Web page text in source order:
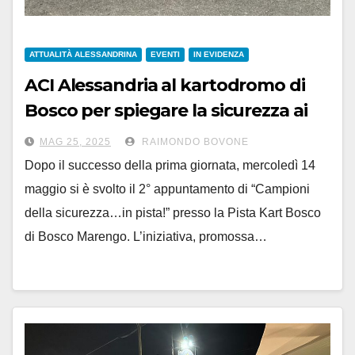
ATTUALITÀ ALESSANDRINA EVENTI IN EVIDENZA
ACI Alessandria al kartodromo di
Bosco per spiegare la sicurezza ai
ragazzini
MAG 25, 2025 RAIMONDO BOVONE
Dopo il successo della prima giornata, mercoledì 14
maggio si è svolto il 2° appuntamento di “Campioni
della sicurezza…in pista!” presso la Pista Kart Bosco
di Bosco Marengo. L’iniziativa, promossa…